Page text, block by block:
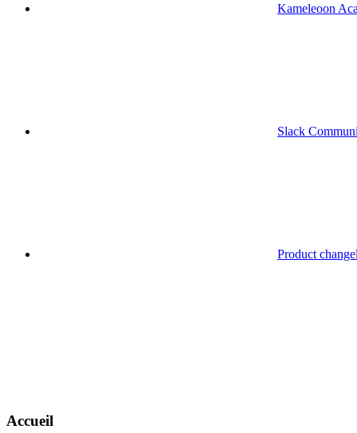
Kameleoon
Slack
Product
Accueil